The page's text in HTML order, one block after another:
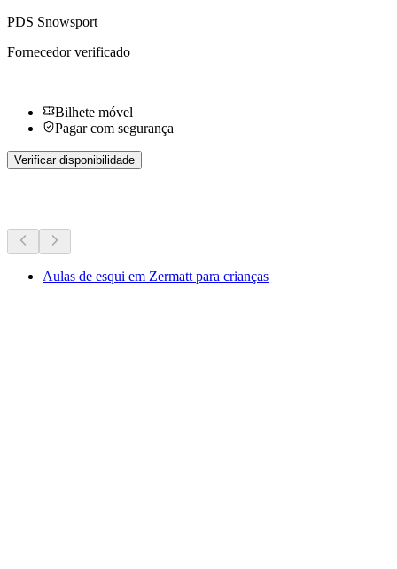
PDS Snowsport
Fornecedor verificado
Bilhete móvel
Pagar com segurança
Verificar disponibilidade
Aulas de esqui em Zermatt para crianças